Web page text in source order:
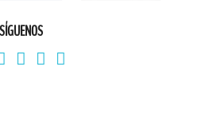
SÍGUENOS